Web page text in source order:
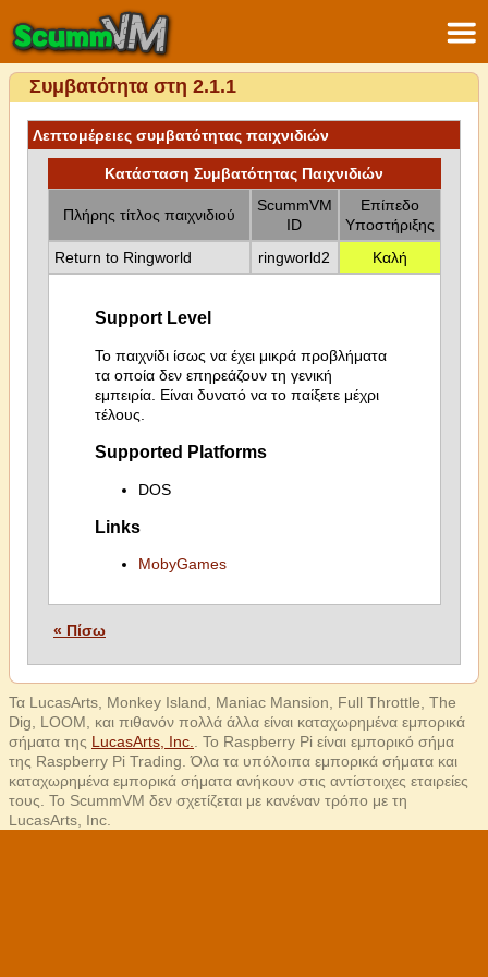
Συμβατότητα στη 2.1.1
Λεπτομέρειες συμβατότητας παιχνιδιών
Κατάσταση Συμβατότητας Παιχνιδιών
Πλήρης τίτλος παιχνιδιού
ScummVM
ID
Επίπεδο
Υποστήριξης
Return to Ringworld
ringworld2 Καλή
Support Level
Το παιχνίδι ίσως να έχει μικρά προβλήματα
τα οποία δεν επηρεάζουν τη γενική
εμπειρία. Είναι δυνατό να το παίξετε μέχρι
τέλους.
Supported Platforms
DOS
Links
MobyGames
« Πίσω
Τα LucasArts, Monkey Island, Maniac Mansion, Full Throttle, The
Dig, LOOM, και πιθανόν πολλά άλλα είναι καταχωρημένα εμπορικά
σήματα της LucasArts, Inc.
. Το Raspberry Pi είναι εμπορικό σήμα
της Raspberry Pi Trading. Όλα τα υπόλοιπα εμπορικά σήματα και
καταχωρημένα εμπορικά σήματα ανήκουν στις αντίστοιχες εταιρείες
τους. Το ScummVM δεν σχετίζεται με κανέναν τρόπο με τη
LucasArts, Inc.